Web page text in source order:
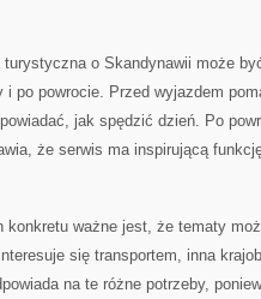
turystyczna o Skandynawii może
i po powrocie. Przed wyjazdem
jak spędzić dzień. Po
że serwis ma inspirującą
konkretu ważne jest, że tematy
się transportem, inna
na te różne potrzeby,